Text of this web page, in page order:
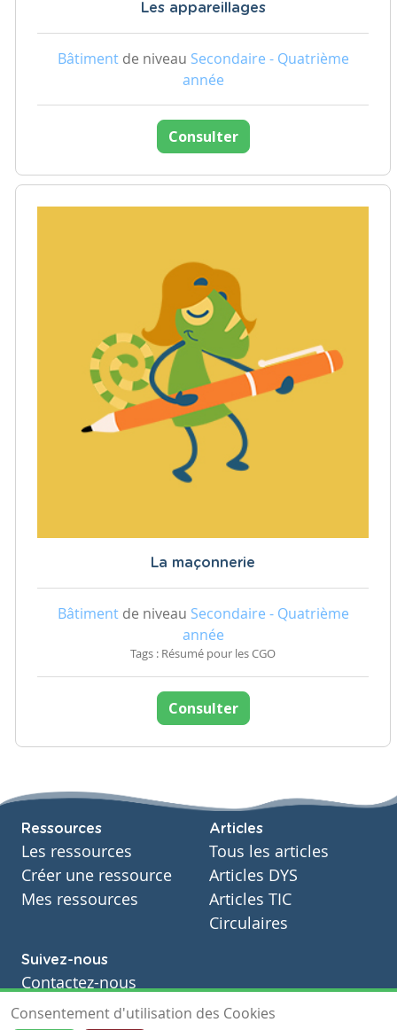
Les appareillages
Bâtimentde niveau Secondaire - Quatrième
année
Consulter
La maçonnerie
Bâtimentde niveau Secondaire - Quatrième
année
Tags : Résumé pour les CGO
Consulter
Ressources
Les ressources
Créer une ressource
Mes ressources
Articles
Tous les articles
Articles DYS
Articles TIC
Circulaires
Suivez-nous
Contactez-nous
Soutien scolaire
Consentement d'utilisation des Cookies